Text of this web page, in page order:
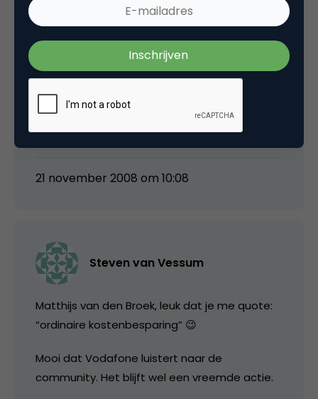
fodavone niet goed genoeg) het mooi dat
een organisatie het risico durft te nemen
openbaar door het slijk te worden gehaald.
Vodafone doet hier volgens mij wat veel te
veel mensen niet durven namelijk leren. Dat
dat met vallen en opstaan gaat lijkt me
evident. Wat mij betreft hulde.
21 november 2008 om 10:08
Steven van Vessum
Matthijs van den Broek, leuk dat je me quote:
“ordinaire kostenbesparing” 😉
Mooi dat Vodafone luistert naar de
community. Het blijft wel een vreemde actie.